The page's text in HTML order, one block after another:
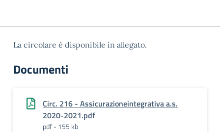
La circolare è disponibile in allegato.
Documenti
Circ. 216 - Assicurazioneintegrativa a.s.
2020-2021.pdf
pdf - 155 kb